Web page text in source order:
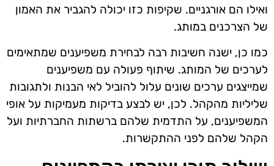
ואילו הם אורגניים. שקיפות כזו יכולה להגביר את האמון
של הצרכנים במותג.
כמו כן, ישנה חשיבות רבה לבחירת משפיענים שמתאימים
לערכים של המותג. שיתוף פעולה עם משפיענים
שמייצגים ערכים שונים עלול להוביל לאי הבנות ולתגובות
שליליות מהקהל. לכן, יש לבצע בדיקות מעמיקות על אופי
המשפיענים, על התדמית שלהם ברשתות החברתיות ועל
הקהל שלהם לפני ההתקשרות.